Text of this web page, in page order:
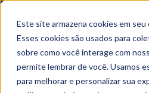
Este site armazena cookies em seu
Esses cookies são usados para
sobre como você interage com
permite lembrar de você. Usamos
para melhorar e personalizar sua